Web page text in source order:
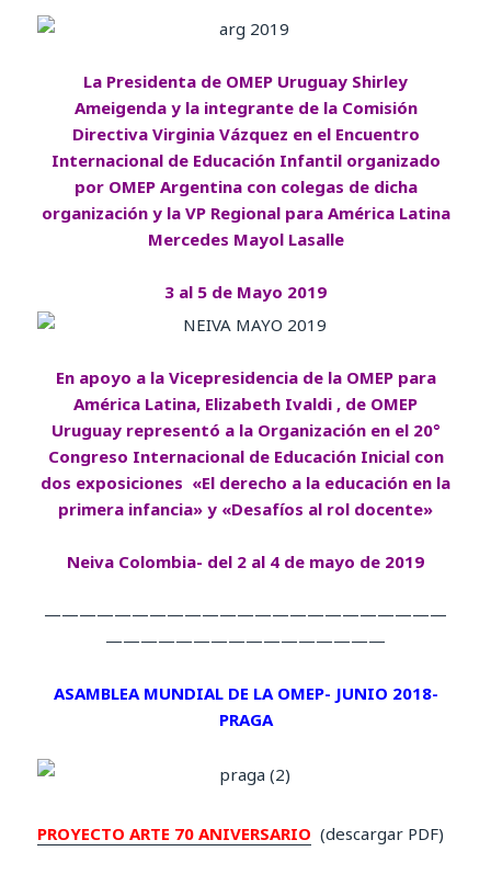
La Presidenta de OMEP Uruguay Shirley
Ameigenda y la integrante de la Comisión
Directiva Virginia Vázquez en el Encuentro
Internacional de Educación Infantil organizado
por OMEP Argentina con colegas de dicha
organización y la VP Regional para América Latina
Mercedes Mayol Lasalle
3 al 5 de Mayo 2019
En apoyo a la Vicepresidencia de la OMEP para
América Latina, Elizabeth Ivaldi , de OMEP
Uruguay representó a la Organización en el 20°
Congreso Internacional de Educación Inicial con
dos exposiciones «El derecho a la educación en la
primera infancia» y «Desafíos al rol docente»
Neiva Colombia- del 2 al 4 de mayo de 2019
———————————————————————
————————————————
ASAMBLEA MUNDIAL DE LA OMEP- JUNIO 2018-
PRAGA
PROYECTO ARTE 70 ANIVERSARIO (descargar PDF)